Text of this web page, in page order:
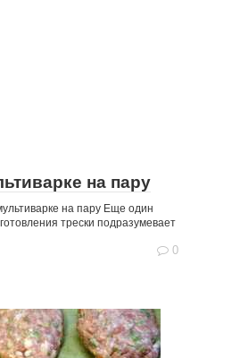
на пару
на пару Еще один
трески подразумевает
0